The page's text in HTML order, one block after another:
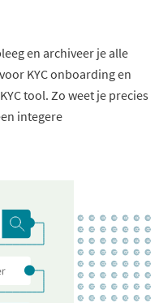
en archiveer je alle
KYC onboarding en
tool. Zo weet je precies
integere